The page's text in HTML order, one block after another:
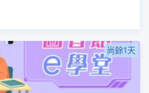
尚餘1天